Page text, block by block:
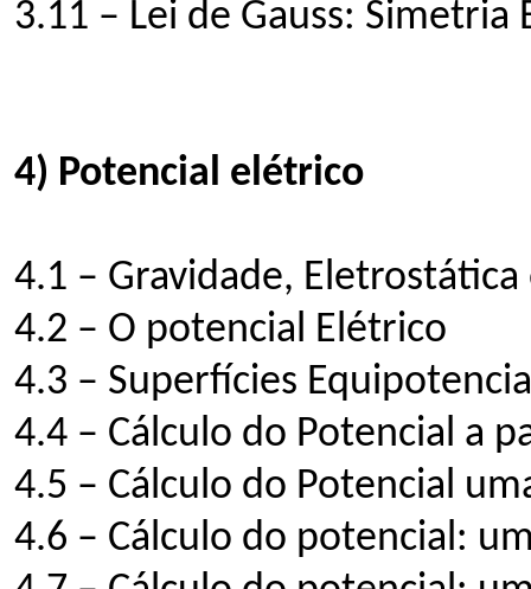
3.11 – Lei de Gauss: Simetria
4) Potencial elétrico
4.1 – Gravidade,
4.2 – O potencial Elétrico
4.3 – Superfícies
4.4 – Cálculo do Potencial a
4.5 – Cálculo do Potencial
4.6 – Cálculo do potencial: